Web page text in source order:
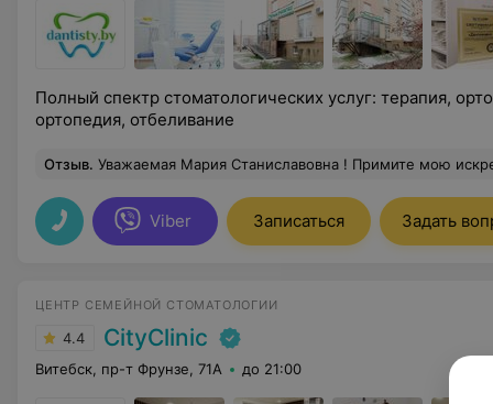
Полный спектр стоматологических услуг: терапия,
ортопедия, отбеливание
Отзыв. Уважаемая Мария Станиславовна ! Примите мою искреннюю благодарность за Вашу деликатность, внимательность и высокий профессионализм. Ваша чуткость и уважительное отношение дарят чувство спокойствия и уверенности, а Ваше мастерство врача вызывает глубокое восхищение и доверие. Очень ценно встречать таких специалистов, рядом с которыми исчезает
Viber Записаться Задать
ЦЕНТР СЕМЕЙНОЙ СТОМАТОЛОГИИ
4.4 CityClinic
Витебск, пр-т Фрунзе, 71А до 21:00